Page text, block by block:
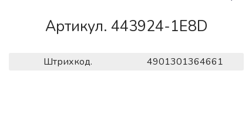
Артикул. 443924-1E8D
Штрихкод. 4901301364661